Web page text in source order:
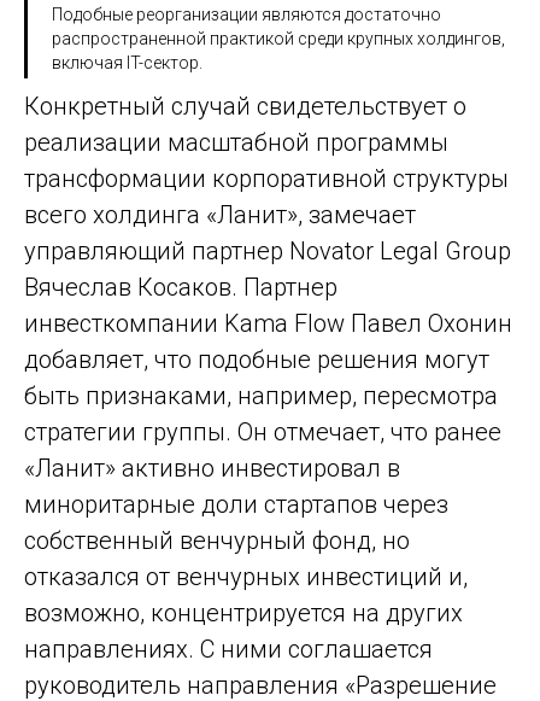
Подобные реорганизации являются достаточно
распространенной практикой среди крупных холдингов,
включая IT-сектор.
Конкретный случай свидетельствует о
реализации масштабной программы
трансформации корпоративной структуры
всего холдинга «Ланит», замечает
управляющий партнер Novator Legal Group
Вячеслав Косаков. Партнер
инвесткомпании Kama Flow Павел Охонин
добавляет, что подобные решения могут
быть признаками, например, пересмотра
стратегии группы. Он отмечает, что ранее
«Ланит» активно инвестировал в
миноритарные доли стартапов через
собственный венчурный фонд, но
отказался от венчурных инвестиций и,
возможно, концентрируется на других
направлениях. С ними соглашается
руководитель направления «Разрешение